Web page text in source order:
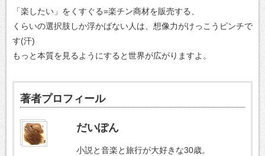
「楽したい」をくすぐる=楽チン商材を販売する、
くらいの選択肢しか浮かばない人は、想像力がけっこうピンチで
す(汗)
もっと本質を見るようにすると世界が広がりますよ。
著者プロフィール
だいぽん
小説と音楽と旅行が大好きな30歳。